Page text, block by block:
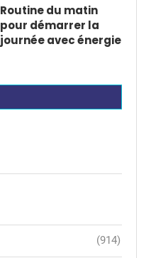
Routine du matin
pour démarrer la
journée avec énergie
(914)